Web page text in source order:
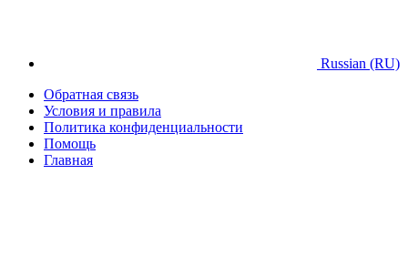
Russian (RU)
Обратная связь
Условия и правила
Политика конфиденциальности
Помощь
Главная